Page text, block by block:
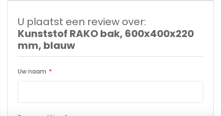
U plaatst een review over:
Kunststof RAKO bak, 600x400x220
mm, blauw
Uw naam